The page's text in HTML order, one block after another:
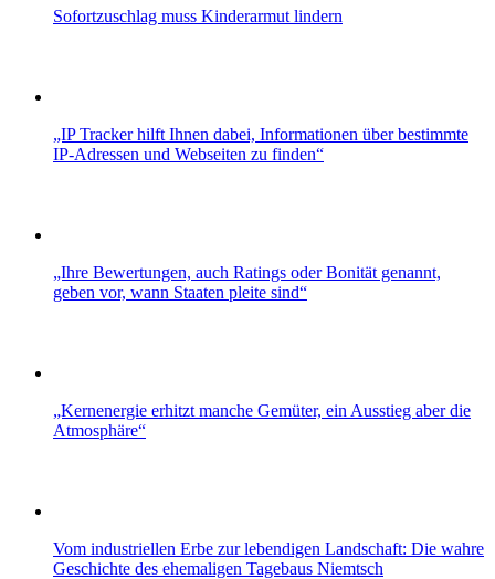
Sofortzuschlag muss Kinderarmut lindern
„IP Tracker hilft Ihnen dabei, Informationen über bestimmte
IP-Adressen und Webseiten zu finden“
„Ihre Bewertungen, auch Ratings oder Bonität genannt,
geben vor, wann Staaten pleite sind“
„Kernenergie erhitzt manche Gemüter, ein Ausstieg aber die
Atmosphäre“
Vom industriellen Erbe zur lebendigen Landschaft: Die wahre
Geschichte des ehemaligen Tagebaus Niemtsch